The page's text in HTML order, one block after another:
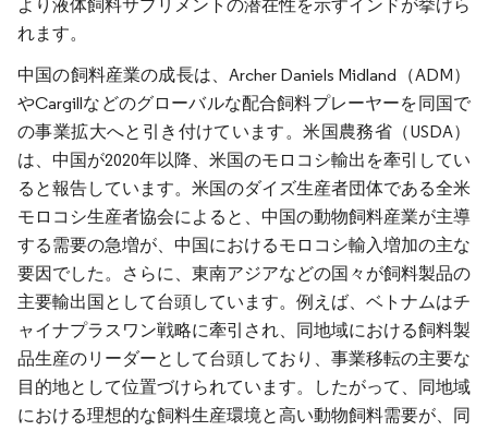
より液体飼料サプリメントの潜在性を示すインドが挙げら
れます。
中国の飼料産業の成長は、Archer Daniels Midland（ADM）
やCargillなどのグローバルな配合飼料プレーヤーを同国で
の事業拡大へと引き付けています。米国農務省（USDA）
は、中国が2020年以降、米国のモロコシ輸出を牽引してい
ると報告しています。米国のダイズ生産者団体である全米
モロコシ生産者協会によると、中国の動物飼料産業が主導
する需要の急増が、中国におけるモロコシ輸入増加の主な
要因でした。さらに、東南アジアなどの国々が飼料製品の
主要輸出国として台頭しています。例えば、ベトナムはチ
ャイナプラスワン戦略に牽引され、同地域における飼料製
品生産のリーダーとして台頭しており、事業移転の主要な
目的地として位置づけられています。したがって、同地域
における理想的な飼料生産環境と高い動物飼料需要が、同